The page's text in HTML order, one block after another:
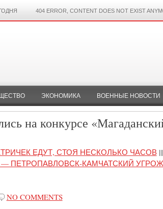
404 ERROR, CONTENT DOES NOT EXIST
ЭКОНОМИКА ВОЕННЫЕ НОВОСТИ
на конкурсе
ЕДУТ, СТОЯ НЕСКОЛЬКО ЧАСОВ|||
ПЕТРОПАВЛОВСК-КАМЧАТСКИЙ
NO COMMENTS